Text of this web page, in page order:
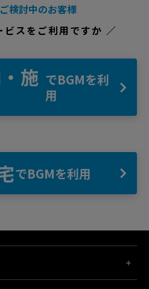
検討中のお客様
スをご利用ですか ／
施 でBGMを利
用
でBGMを利用